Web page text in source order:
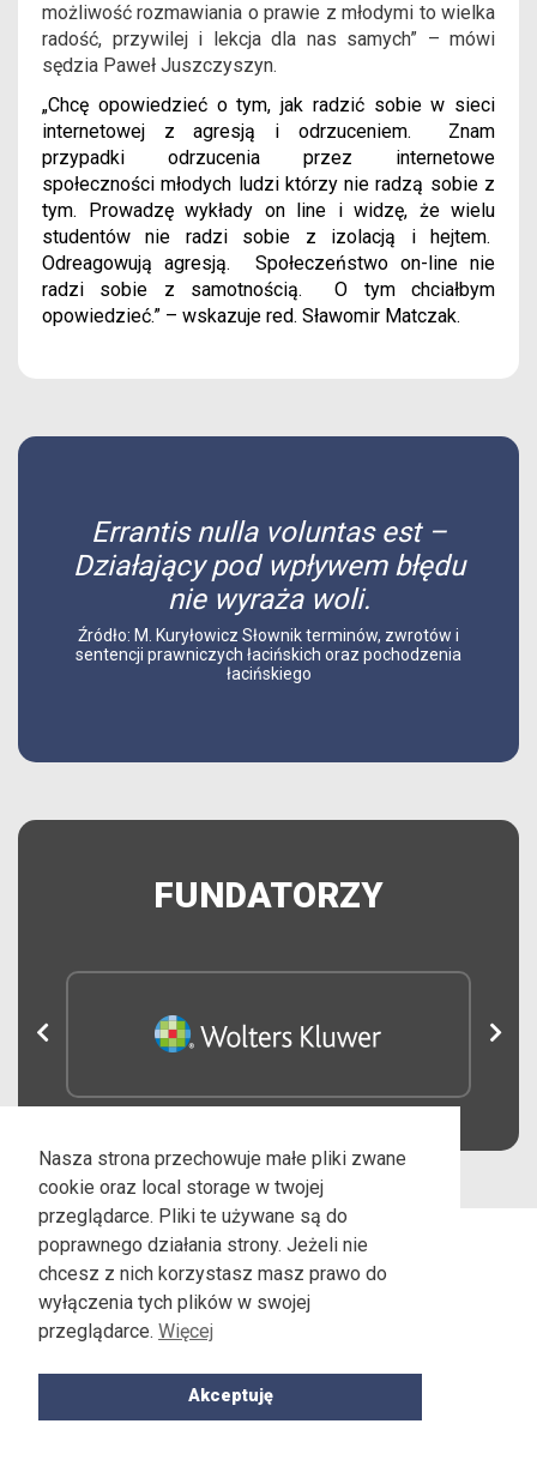
możliwość rozmawiania o prawie z młodymi to wielka
radość, przywilej i lekcja dla nas samych” – mówi
sędzia Paweł Juszczyszyn.
„Chcę opowiedzieć o tym, jak radzić sobie w sieci
internetowej z agresją i odrzuceniem. Znam
przypadki odrzucenia przez internetowe
społeczności młodych ludzi którzy nie radzą sobie z
tym. Prowadzę wykłady on line i widzę, że wielu
studentów nie radzi sobie z izolacją i hejtem.
Odreagowują agresją. Społeczeństwo on-line nie
radzi sobie z samotnością. O tym chciałbym
opowiedzieć.” – wskazuje red. Sławomir Matczak.
Errantis nulla voluntas est –
Działający pod wpływem błędu
nie wyraża woli.
Źródło: M. Kuryłowicz Słownik terminów, zwrotów i
sentencji prawniczych łacińskich oraz pochodzenia
łacińskiego
FUNDATORZY
Fundacja Edukacji Prawnej IUSTITIA
fundacja@iustitia.pl,
Nasza strona przechowuje małe pliki zwane
cookie oraz local storage w twojej
przeglądarce. Pliki te używane są do
poprawnego działania strony. Jeżeli nie
chcesz z nich korzystasz masz prawo do
wyłączenia tych plików w swojej
przeglądarce. Więcej
Akceptuję